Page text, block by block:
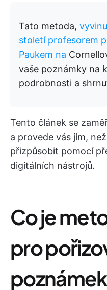
Tato metoda,
století profesorem
Paukem na
vaše poznámky na
podrobnosti a
Tento článek se
a provede vás jím,
přizpůsobit pomocí
digitálních nástrojů.
Co je
pro